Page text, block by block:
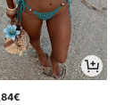
,84€